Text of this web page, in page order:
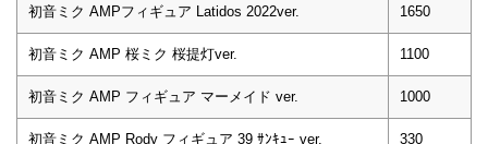
初音ミク AMPフィギュア Latidos 2022ver. 1650
初音ミク AMP 桜ミク 桜提灯ver. 1100
初音ミク AMP フィギュア マーメイド ver. 1000
初音ミク AMP Rody フィギュア 39 ｻﾝｷｭｰ ver. 330